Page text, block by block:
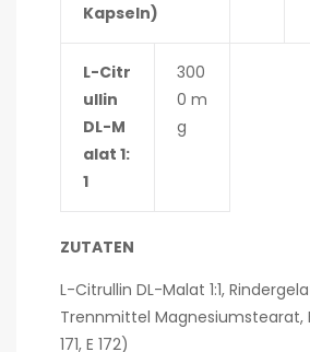
Kapseln)
L-Citr
ullin
DL-M
alat 1:
1
300
0 m
g
ZUTATEN
L-Citrullin DL-Malat 1:1,
Trennmittel Magnesiumstearat,
171, E 172)